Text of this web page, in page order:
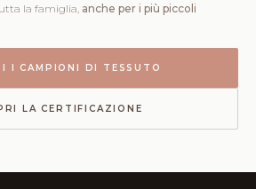
la famiglia, anche per i più piccoli
I CAMPIONI DI TESSUTO
LA CERTIFICAZIONE